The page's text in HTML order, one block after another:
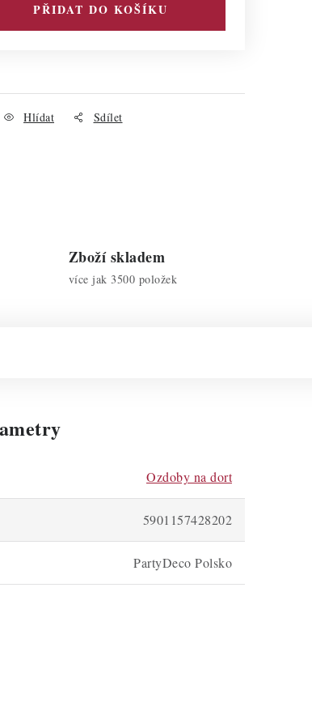
PŘIDAT DO KOŠÍKU
Hlídat Sdílet
Zboží skladem
více jak 3500 položek
Ozdoby na dort
5901157428202
PartyDeco Polsko